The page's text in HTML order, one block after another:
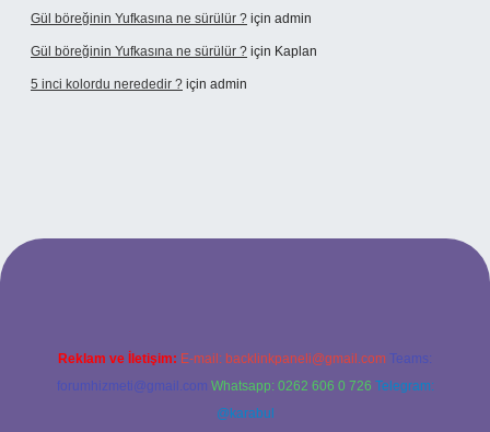
Gül böreğinin Yufkasına ne sürülür ? için admin
Gül böreğinin Yufkasına ne sürülür ? için Kaplan
5 inci kolordu nerededir ? için admin
Reklam ve İletişim: E-mail: backlinkpaneli@gmail.com Teams:
forumhizmeti@gmail.com Whatsapp: 0262 606 0 726 Telegram:
@karabul